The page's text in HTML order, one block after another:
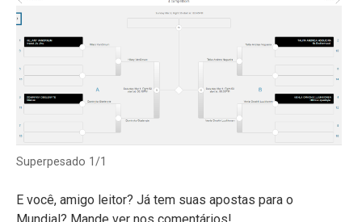
Superpesado 1/1
E você, amigo leitor? Já tem suas apostas para o